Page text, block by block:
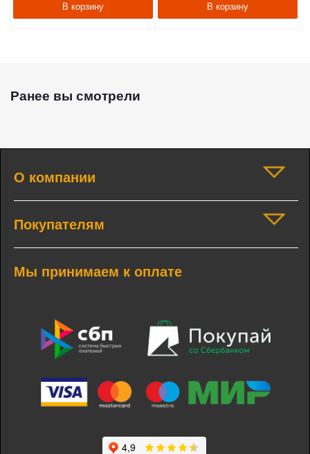
В корзину В корзину
Ранее вы смотрели
О компании
Покупателям
Мы принимаем к оплате